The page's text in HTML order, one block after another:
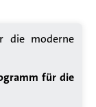
moderne
für die